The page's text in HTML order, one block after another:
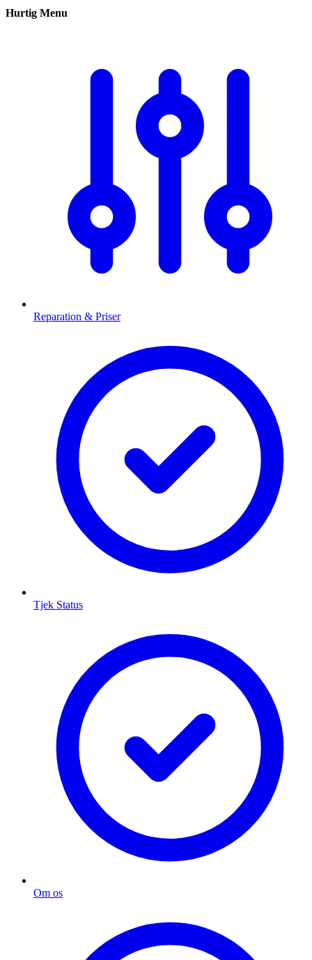
Hurtig Menu
Reparation & Priser
Tjek Status
Om os